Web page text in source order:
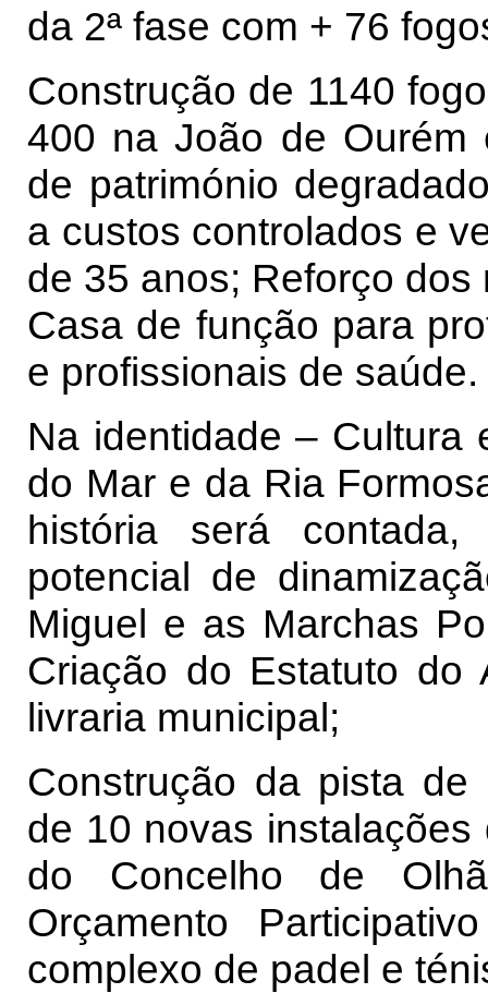
da 2ª fase com + 76
Construção de 1140
400 na João de Ourém
de património
a custos controlados e
de 35 anos; Reforço
Casa de função para
e profissionais de saúde.
Na identidade – Cultura
do Mar e da Ria
história será
potencial de
Miguel e as Marchas
Criação do Estatuto do
livraria municipal;
Construção da pista de
de 10 novas
do Concelho de
Orçamento
complexo de padel e